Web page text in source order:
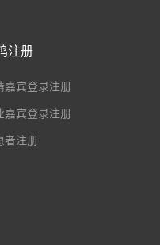
注册
嘉宾登录注册
嘉宾登录注册
者注册